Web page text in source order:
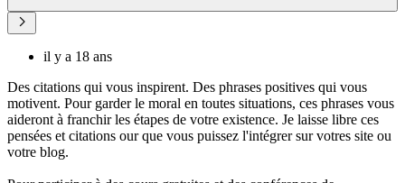
il y a 18 ans
Des citations qui vous inspirent. Des phrases positives qui vous
motivent. Pour garder le moral en toutes situations, ces phrases vous
aideront à franchir les étapes de votre existence. Je laisse libre ces
pensées et citations our que vous puissez l'intégrer sur votres site ou
votre blog.